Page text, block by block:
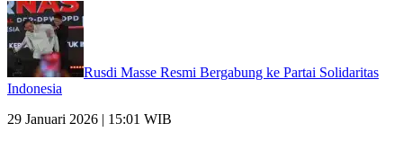
Rusdi Masse Resmi Bergabung ke Partai Solidaritas
Indonesia
29 Januari 2026 | 15:01 WIB